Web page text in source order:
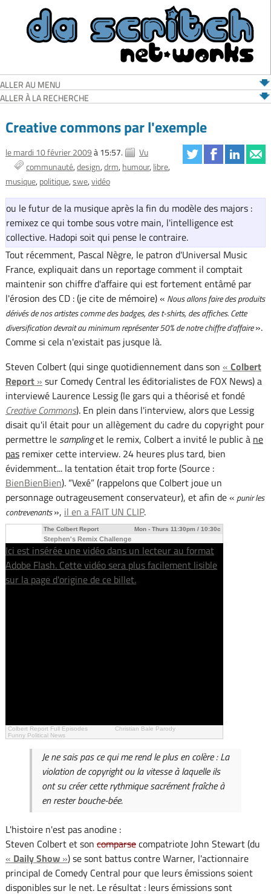
ALLER AU MENU
ALLER À LA RECHERCHE
Creative commons par l'exemple
le mardi 10 février 2009à 15:57.
Vu
communauté design drm humour libre
musique politique swe vidéo
ou le futur de la musique après la fin du modèle des majors :
remixez ce qui tombe sous votre main, l'intelligence est
collective. Hadopi soit qui pense le contraire.
Tout récemment, Pascal Nègre, le patron d'Universal Music
France, expliquait dans un reportage comment il comptait
maintenir son chiffre d'affaire qui est fortement entâmé par
l'érosion des CD : (je cite de mémoire) « Nous allons faire des produits
dérivés de nos artistes comme des badges, des t-shirts, des affiches. Cette
diversification devrait au minimum représenter 50% de notre chiffre d'affaire».
Comme si cela n'existait pas jusque là.
Steven Colbert (qui singe quotidiennement dans son « Colbert
Report » sur Comedy Central les éditorialistes de FOX News) a
interviewé Laurence Lessig (le gars qui a théorisé et fondé
Creative Commons). En plein dans l'interview, alors que Lessig
disait qu'il était pour un allègement du cadre du copyright pour
permettre le samplinget le remix, Colbert a invité le public à ne
pasremixer cette interview. 24 heures plus tard, bien
évidemment... la tentation était trop forte (Source :
BienBienBien). “Vexé” (rappelons que Colbert joue un
personnage outrageusement conservateur), et afin de «punir les
contrevenants», il en a FAIT UN CLIP.
The Colbert Report Mon - Thurs 11:30pm / 10:30c
Stephen's Remix Challenge
Ici est insérée une vidéo dans un lecteur au format
Adobe Flash. Cette vidéo sera plus facilement lisible
sur la page d'origine de ce billet.
Colbert Report Full Episodes
Funny Political News
Christian Bale Parody
Je ne sais pas ce qui me rend le plus en colère : La
violation de copyright ou la vitesse à laquelle ils
ont su créer cette rythmique sacrément fraîche à
en rester bouche-bée.
L'histoire n'est pas anodine :
Steven Colbert et son comparsecompatriote John Stewart (du
« Daily Show ») se sont battus contre Warner, l'actionnaire
principal de Comedy Central pour que leurs émissions soient
disponibles sur le net. Le résultat : leurs émissions sont